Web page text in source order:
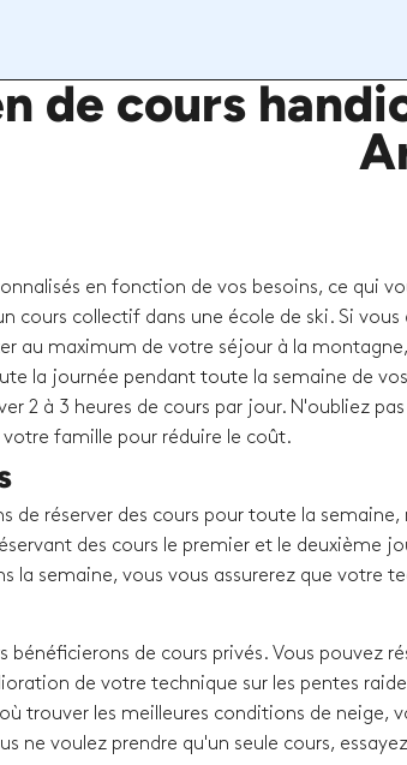
de cours
en fonction de vos besoins, ce qui
cours collectif dans une école de ski. Si
au maximum de votre séjour à la
la journée pendant toute la semaine de
2 à 3 heures de cours par jour. N'oubliez
famille pour réduire le coût.
de réserver des cours pour toute la
des cours le premier et le deuxième
la semaine, vous vous assurerez que votre
bénéficierons de cours privés. Vous pouvez
de votre technique sur les pentes
trouver les meilleures conditions de neige,
ne voulez prendre qu'un seule cours,